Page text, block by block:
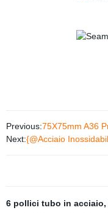
Previous:75X75mm A36
Next:{@Acciaio
6 pollici tubo in acciaio,